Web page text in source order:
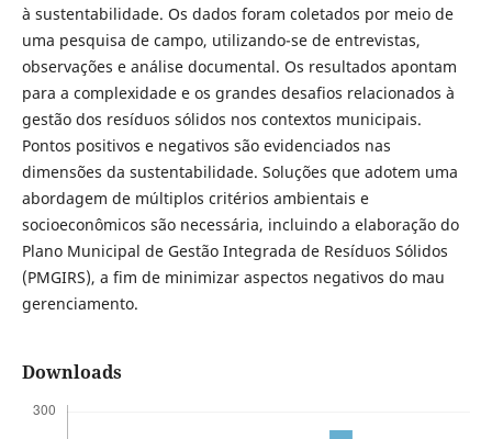
à sustentabilidade. Os dados foram coletados por meio de
uma pesquisa de campo, utilizando-se de entrevistas,
observações e análise documental. Os resultados apontam
para a complexidade e os grandes desafios relacionados à
gestão dos resíduos sólidos nos contextos municipais.
Pontos positivos e negativos são evidenciados nas
dimensões da sustentabilidade. Soluções que adotem uma
abordagem de múltiplos critérios ambientais e
socioeconômicos são necessária, incluindo a elaboração do
Plano Municipal de Gestão Integrada de Resíduos Sólidos
(PMGIRS), a fim de minimizar aspectos negativos do mau
gerenciamento.
Downloads